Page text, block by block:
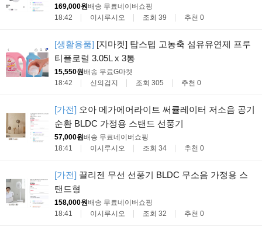
169,000원배송 무료네이버쇼핑
18:42
이시루시오 조회 39 추천 0
[생활용품] [지마켓] 탑스텝 고농축 섬유유연제 프루
티플로럴 3.05L x 3통
15,550원배송 무료G마켓
18:42
신의검지 조회 305 추천 0
[가전] 오아 메가에어라이트 써큘레이터 저소음 공기
순환 BLDC 가정용 스탠드 선풍기
57,000원배송 무료네이버쇼핑
18:41
이시루시오 조회 34 추천 0
[가전] 끌리젠 무선 선풍기 BLDC 무소음 가정용 스
탠드형
158,000원배송 무료네이버쇼핑
18:41
이시루시오 조회 32 추천 0